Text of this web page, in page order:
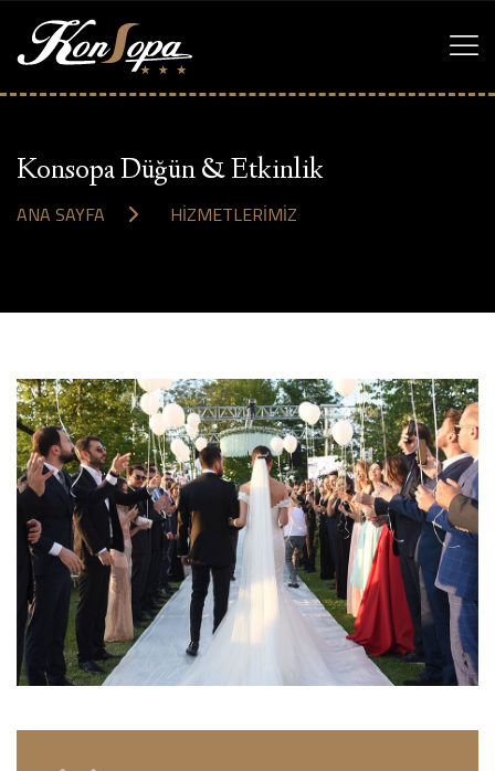
Konsopa Düğün & Etkinlik
ANA SAYFA HIZMETLERIMIZ